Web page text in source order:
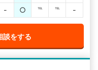
- ○ ℡ ℡ -
談をする